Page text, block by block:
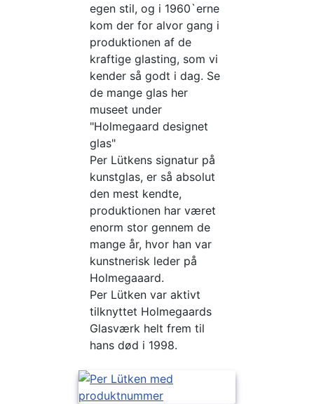
egen stil, og i 1960`erne
kom der for alvor gang i
produktionen af de
kraftige glasting, som vi
kender så godt i dag. Se
de mange glas her
museet under
"Holmegaard designet
glas"
Per Lütkens signatur på
kunstglas, er så absolut
den mest kendte,
produktionen har været
enorm stor gennem de
mange år, hvor han var
kunstnerisk leder på
Holmegaaard.
Per Lütken var aktivt
tilknyttet Holmegaards
Glasværk helt frem til
hans død i 1998.